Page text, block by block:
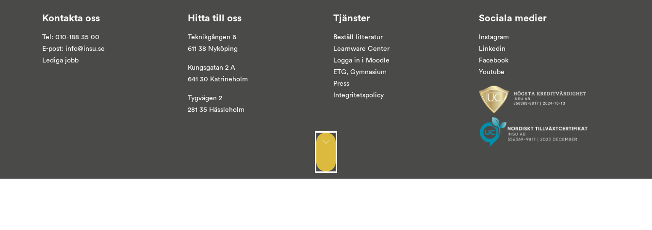
Kontakta oss
Tel: 010-188 35 00
E-post: info@insu.se
Lediga jobb
Hitta till oss
Teknikgången 6
611 38 Nyköping
Kungsgatan 2 A
641 30 Katrineholm
Tygvägen 2
281 35 Hässleholm
Tjänster
Beställ litteratur
Learnware Center
Logga in i Moodle
ETG, Gymnasium
Press
Integritetspolicy
Sociala medier
Instagram
Linkedin
Facebook
Youtube